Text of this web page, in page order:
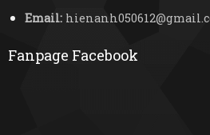
Email:
Fanpage Facebook